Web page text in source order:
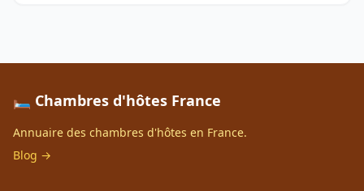
🛏️ Chambres d'hôtes France
Annuaire des chambres d'hôtes en France.
Blog →